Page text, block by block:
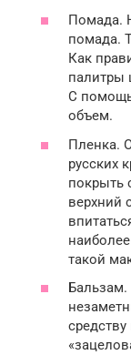
Помада.
помада.
Как
палитры
С
объем.
Пленка.
русских
покрыть
верхний
такой
Бальзам.